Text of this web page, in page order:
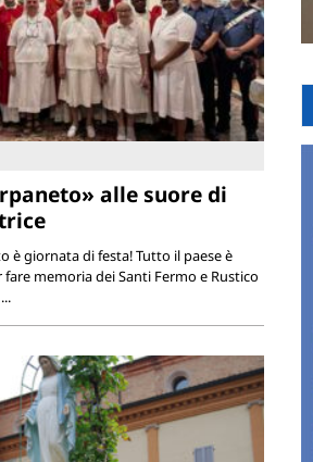
alle suore di
è giornata di festa! Tutto il paese è
memoria dei Santi Fermo e Rustico